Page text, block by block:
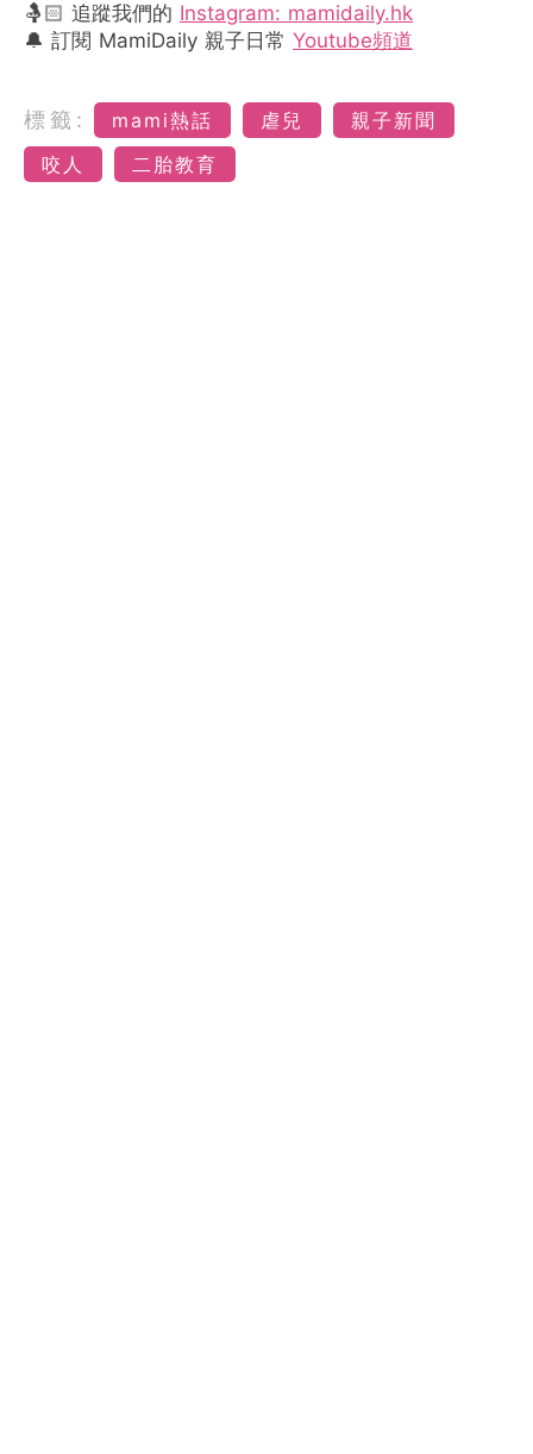
🤱🏻 追蹤我們的 Instagram: mamidaily.hk
🔔 訂閱 MamiDaily 親子日常 Youtube頻道
標籤: mami熱話 虐兒
親子新聞
咬人
二胎教育